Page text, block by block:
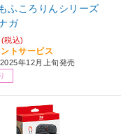
ふころりんシリーズ
ガ
(税込)
トサービス
年12月上旬発売